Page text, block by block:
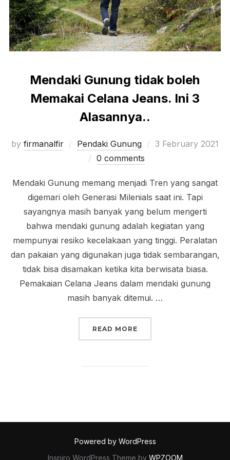
Mendaki Gunung tidak boleh
Memakai Celana Jeans. Ini 3
Alasannya..
by firmanalfir Pendaki Gunung
Posted
3 February 2021
0 comments
Mendaki Gunung memang menjadi Tren yang sangat
digemari oleh Generasi Milenials saat ini. Tapi
sayangnya masih banyak yang belum mengerti
bahwa mendaki gunung adalah kegiatan yang
mempunyai resiko kecelakaan yang tinggi. Peralatan
dan pakaian yang digunakan juga tidak sembarangan,
tidak bisa disamakan ketika kita berwisata biasa.
Pemakaian Celana Jeans dalam mendaki gunung
masih banyak ditemui. …
READ MORE
Powered by WordPress
Inspiro WordPress Theme by WPZOOM